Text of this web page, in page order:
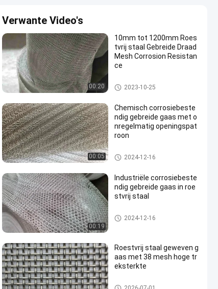
Verwante Video's
00:20
10mm tot 1200mm Roes
tvrij staal Gebreide Draad
Mesh Corrosion Resistan
ce
Roestvrij staal Gebreid Draadn
etwerk
2023-10-25
00:05
Chemisch corrosiebeste
ndig gebreide gaas met o
nregelmatig openingspat
roon
Roestvrij staal Gebreid Draadn
etwerk
2024-12-16
00:19
Industriële corrosiebeste
ndig gebreide gaas in roe
stvrij staal
Roestvrij staal Gebreid Draadn
etwerk
2024-12-16
Roestvrij staal geweven g
aas met 38 mesh hoge tr
eksterkte
ss geweven draadnetwerk